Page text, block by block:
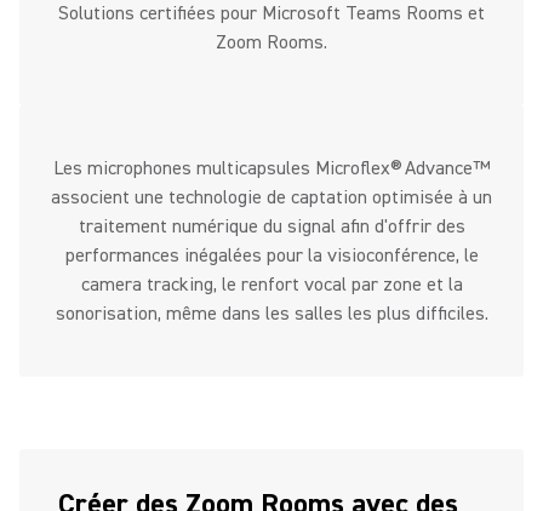
Solutions certifiées pour Microsoft Teams Rooms et
Zoom Rooms.
Les microphones multicapsules Microflex® Advance™
associent une technologie de captation optimisée à un
traitement numérique du signal afin d'offrir des
performances inégalées pour la visioconférence, le
camera tracking, le renfort vocal par zone et la
sonorisation, même dans les salles les plus difficiles.